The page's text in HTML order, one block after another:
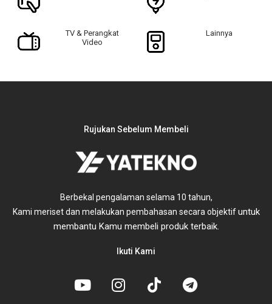
TV & Perangkat
Video
Lainnya
Rujukan Sebelum Membeli
Berbekal pengalaman selama 10 tahun,
Kami meriset dan melakukan pembahasan secara objektifuntuk
membantu Kamu membeli produk terbaik.
Ikuti Kami